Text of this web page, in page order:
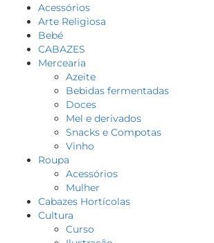
Acessórios
Arte Religiosa
Bebé
CABAZES
Mercearia
Azeite
Bebidas fermentadas
Doces
Mel e derivados
Snacks e Compotas
Vinho
Roupa
Acessórios
Mulher
Cabazes Hortícolas
Cultura
Curso